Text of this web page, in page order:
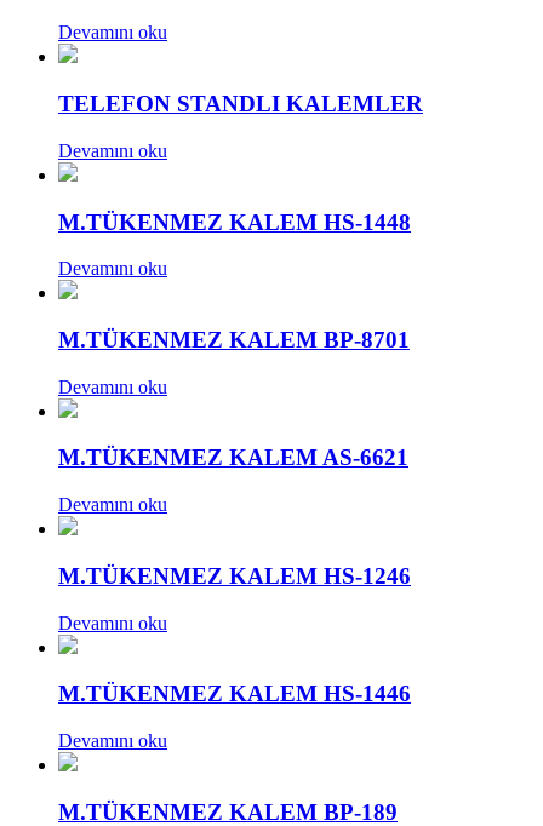
Devamını oku
TELEFON STANDLI KALEMLER
Devamını oku
M.TÜKENMEZ KALEM HS-1448
Devamını oku
M.TÜKENMEZ KALEM BP-8701
Devamını oku
M.TÜKENMEZ KALEM AS-6621
Devamını oku
M.TÜKENMEZ KALEM HS-1246
Devamını oku
M.TÜKENMEZ KALEM HS-1446
Devamını oku
M.TÜKENMEZ KALEM BP-189